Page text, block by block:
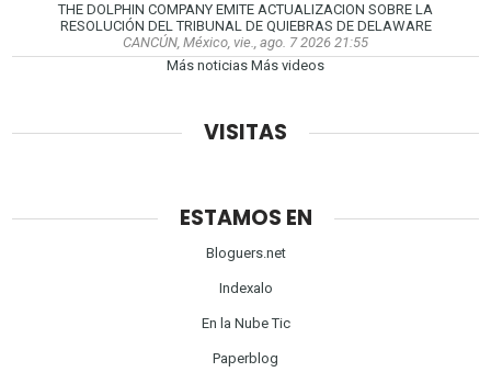
THE DOLPHIN COMPANY EMITE ACTUALIZACION SOBRE LA
RESOLUCIÓN DEL TRIBUNAL DE QUIEBRAS DE DELAWARE
CANCÚN, México, vie., ago. 7 2026 21:55
Más noticias Más videos
VISITAS
ESTAMOS EN
Bloguers.net
Indexalo
En la Nube Tic
Paperblog